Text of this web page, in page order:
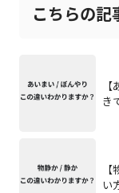
こちらの記
き
い